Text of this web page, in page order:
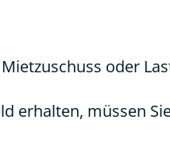
oder
erhalten, müssen